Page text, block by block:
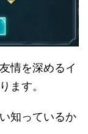
情を深めるイ
ます。
知っているか